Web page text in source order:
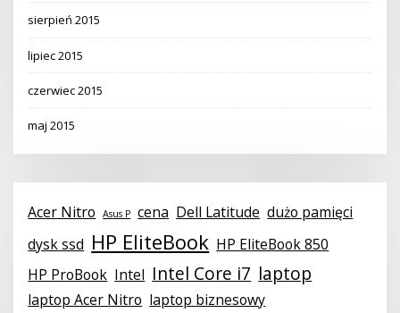
sierpień 2015
lipiec 2015
czerwiec 2015
maj 2015
Acer Nitro Asus P cena Dell Latitude dużo pamięci
dysk ssd HP EliteBook HP EliteBook 850
HP ProBook Intel Intel Core i7 laptop
laptop Acer Nitro laptop biznesowy